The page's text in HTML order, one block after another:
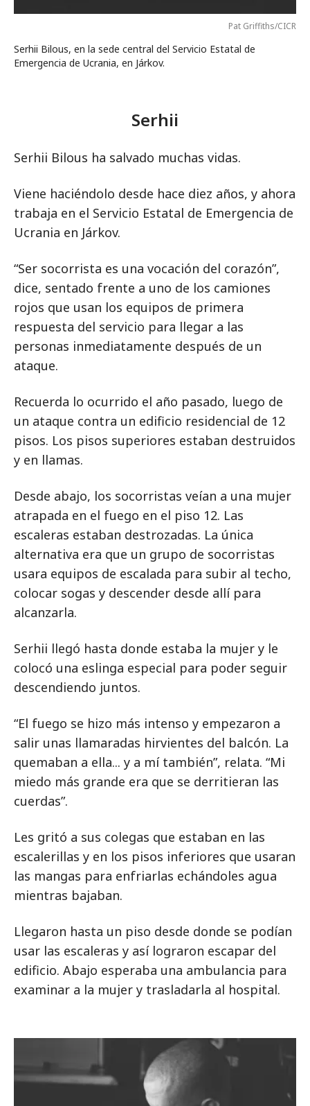
Pat Griffiths/CICR
Serhii Bilous, en la sede central del Servicio Estatal de
Emergencia de Ucrania, en Járkov.
Serhii
Serhii Bilous ha salvado muchas vidas.
Viene haciéndolo desde hace diez años, y ahora
trabaja en el Servicio Estatal de Emergencia de
Ucrania en Járkov.
“Ser socorrista es una vocación del corazón”,
dice, sentado frente a uno de los camiones
rojos que usan los equipos de primera
respuesta del servicio para llegar a las
personas inmediatamente después de un
ataque.
Recuerda lo ocurrido el año pasado, luego de
un ataque contra un edificio residencial de 12
pisos. Los pisos superiores estaban destruidos
y en llamas.
Desde abajo, los socorristas veían a una mujer
atrapada en el fuego en el piso 12. Las
escaleras estaban destrozadas. La única
alternativa era que un grupo de socorristas
usara equipos de escalada para subir al techo,
colocar sogas y descender desde allí para
alcanzarla.
Serhii llegó hasta donde estaba la mujer y le
colocó una eslinga especial para poder seguir
descendiendo juntos.
“El fuego se hizo más intenso y empezaron a
salir unas llamaradas hirvientes del balcón. La
quemaban a ella... y a mí también”, relata. “Mi
miedo más grande era que se derritieran las
cuerdas”.
Les gritó a sus colegas que estaban en las
escalerillas y en los pisos inferiores que usaran
las mangas para enfriarlas echándoles agua
mientras bajaban.
Llegaron hasta un piso desde donde se podían
usar las escaleras y así lograron escapar del
edificio. Abajo esperaba una ambulancia para
examinar a la mujer y trasladarla al hospital.